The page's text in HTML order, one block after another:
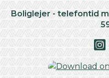
Boliglejer - telefontid